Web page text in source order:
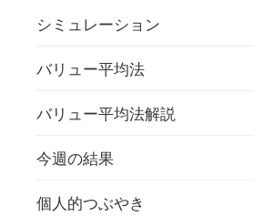
シミュレーション
バリュー平均法
バリュー平均法解説
今週の結果
個人的つぶやき